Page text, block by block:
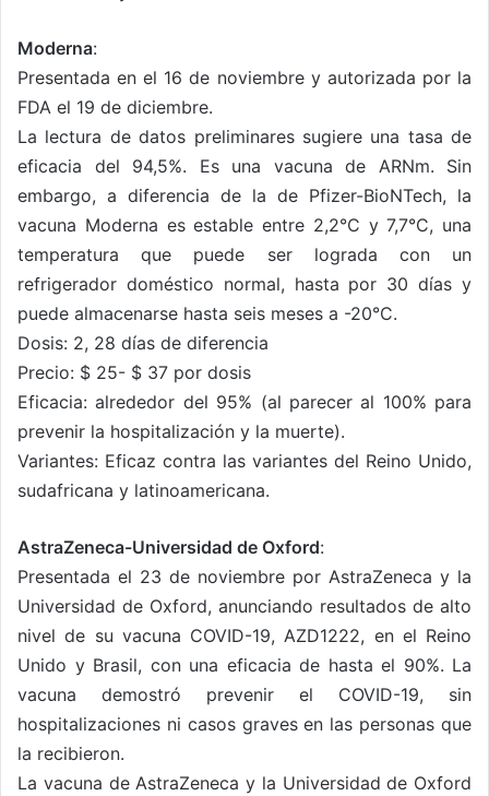
Moderna:
Presentada en el 16 de noviembre y autorizada por la
FDA el 19 de diciembre.
La lectura de datos preliminares sugiere una tasa de
eficacia del 94,5%. Es una vacuna de ARNm. Sin
embargo, a diferencia de la de Pfizer-BioNTech, la
vacuna Moderna es estable entre 2,2°C y 7,7°C, una
temperatura que puede ser lograda con un
refrigerador doméstico normal, hasta por 30 días y
puede almacenarse hasta seis meses a -20°C.
Dosis: 2, 28 días de diferencia
Precio: $ 25- $ 37 por dosis
Eficacia: alrededor del 95% (al parecer al 100% para
prevenir la hospitalización y la muerte).
Variantes: Eficaz contra las variantes del Reino Unido,
sudafricana y latinoamericana.
AstraZeneca-Universidad de Oxford:
Presentada el 23 de noviembre por AstraZeneca y la
Universidad de Oxford, anunciando resultados de alto
nivel de su vacuna COVID-19, AZD1222, en el Reino
Unido y Brasil, con una eficacia de hasta el 90%. La
vacuna demostró prevenir el COVID-19, sin
hospitalizaciones ni casos graves en las personas que
la recibieron.
La vacuna de AstraZeneca y la Universidad de Oxford